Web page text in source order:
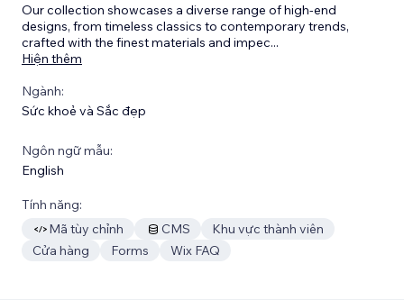
Our collection showcases a diverse range of high-end
designs, from timeless classics to contemporary trends,
crafted with the finest materials and impec...
Hiện thêm
Ngành:
Sức khoẻ và Sắc đẹp
Ngôn ngữ mẫu:
English
Tính năng:
Mã tùy chỉnh
CMS
Khu vực thành viên
Cửa hàng
Forms Wix FAQ